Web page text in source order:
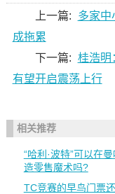
上一篇:
多家中
成拖累
下一篇: 桂浩明
有望开启震荡上行
相关推荐
“哈利·波特”可以在曼
造零售魔术吗?
TC竞赛的早鸟门票